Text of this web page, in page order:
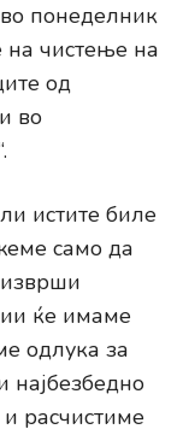
понеделник
на чистење на
од
во
истите биле
само да
изврши
ќе имаме
одлука за
најбезбедно
расчистиме